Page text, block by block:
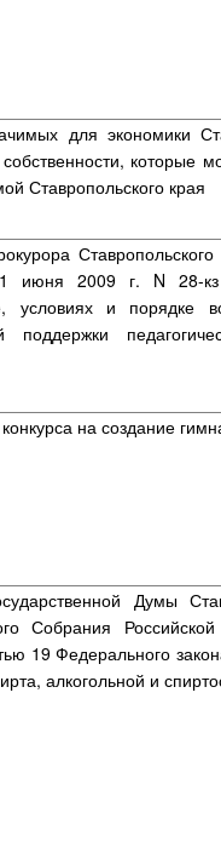
для экономики
которые
Ставропольского края
июня 2009 г. N 28-
условиях и порядке
на создание
Думы
Собрания
19 Федерального
алкогольной и